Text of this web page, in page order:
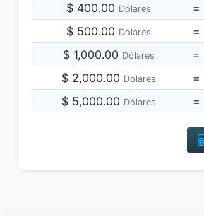
$ 400.00 Dólares =
$ 500.00 Dólares =
$ 1,000.00 Dólares =
$ 2,000.00 Dólares =
$ 5,000.00 Dólares =